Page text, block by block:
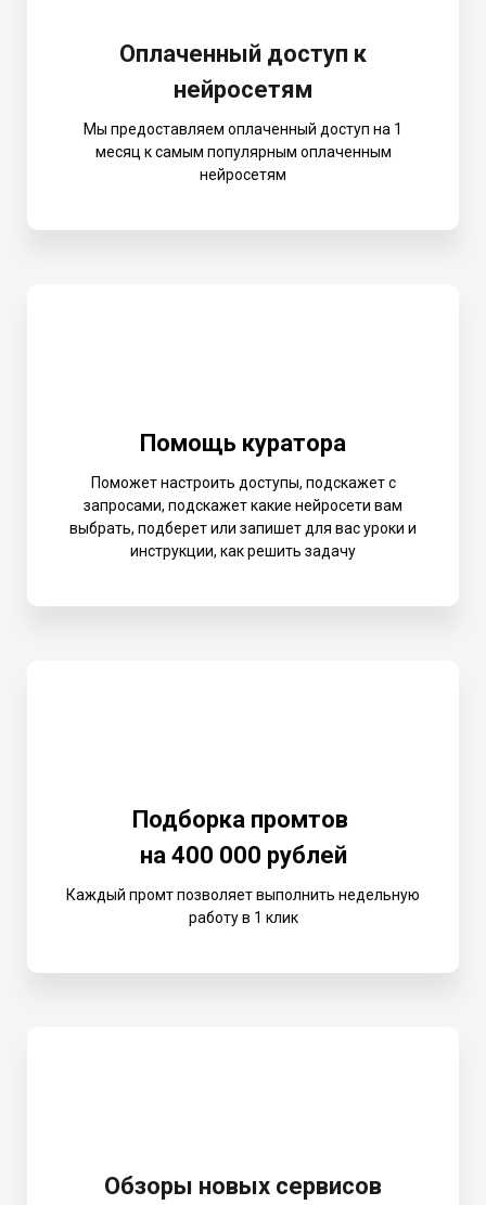
Оплаченный доступ к
нейросетям
Мы предоставляем оплаченный доступ на 1
месяц к самым популярным оплаченным
нейросетям
Помощь куратора
Поможет настроить доступы, подскажет с
запросами, подскажет какие нейросети вам
выбрать, подберет или запишет для вас уроки и
инструкции, как решить задачу
Подборка промтов
на 400 000 рублей
Каждый промт позволяет выполнить недельную
работу в 1 клик
Обзоры новых сервисов